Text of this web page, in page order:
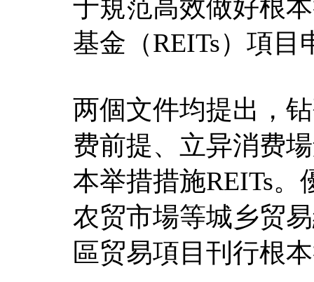
于規范高效做好根
基金（REITs）項
两個文件均提出，
费前提、立异消费
本举措措施REITs
农贸市場等城乡贸
區贸易項目刊行根